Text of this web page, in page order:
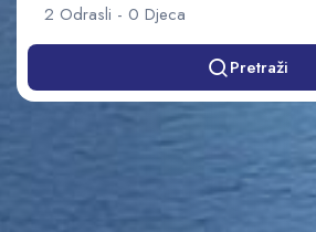
2 Odrasli - 0 Djeca
Pretraži